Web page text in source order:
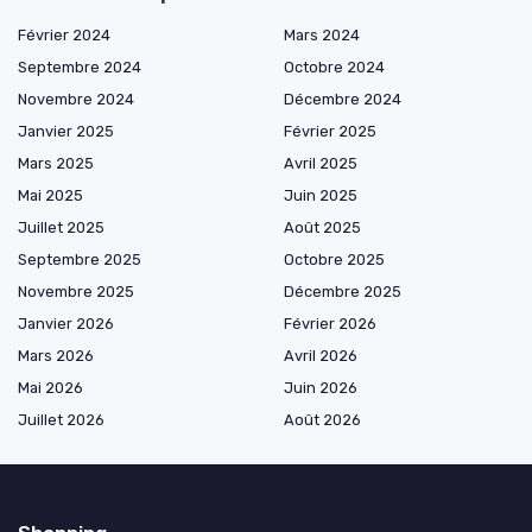
Février 2024
Mars 2024
Septembre 2024
Octobre 2024
Novembre 2024
Décembre 2024
Janvier 2025
Février 2025
Mars 2025
Avril 2025
Mai 2025
Juin 2025
Juillet 2025
Août 2025
Septembre 2025
Octobre 2025
Novembre 2025
Décembre 2025
Janvier 2026
Février 2026
Mars 2026
Avril 2026
Mai 2026
Juin 2026
Juillet 2026
Août 2026